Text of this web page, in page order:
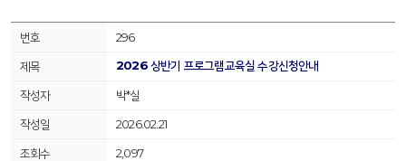
296
2026 상반기 프로그램교육실 수강신청안내
박*실
2026.02.21
2,097